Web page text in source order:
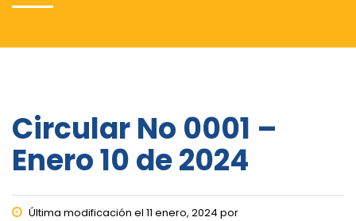
Circular No 0001 –
Enero 10 de 2024
Última modificación el 11 enero, 2024 por